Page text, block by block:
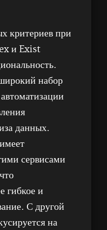
критериев при
и Exist
набор
данных.
сервисами
гибкое и
С другой
на